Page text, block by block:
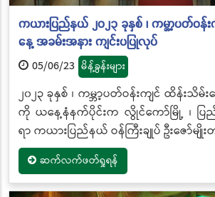
ကယားပြည်နယ် ၂၀၂၃ ခုနှစ် ၊ ကမ္ဘာ့ပတ်ဝန်
နေ့ အခမ်းအနား ကျင်းပပြုလုပ်
05/06/23 မိန့်ခွန်းများ
၂၀၂၃ ခုနှစ် ၊ ကမ္ဘာ့ပတ်ဝန်းကျင် ထိန်းသိမ်း
ကို ယနေ့နံနက်ပိုင်းက လွိုင်ကော်မြို့ ၊ ပြည်
ရာ ကယားပြည်နယ် ဝန်ကြီးချုပ် ဦးဇော်မျို
ဆက်လက်ဖတ်ရှုရန်